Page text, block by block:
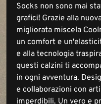
Socks non sono mai
grafici! Grazie alla
migliorata miscela
un comfort e
e alla tecnologia
questi calzini ti
in ogni avventura.
e collaborazioni con
imperdibili. Un vero e